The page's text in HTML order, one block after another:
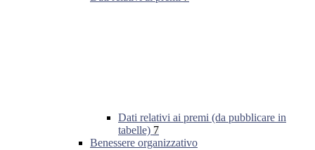
Dati relativi ai premi (da pubblicare in
tabelle) 7
Benessere organizzativo